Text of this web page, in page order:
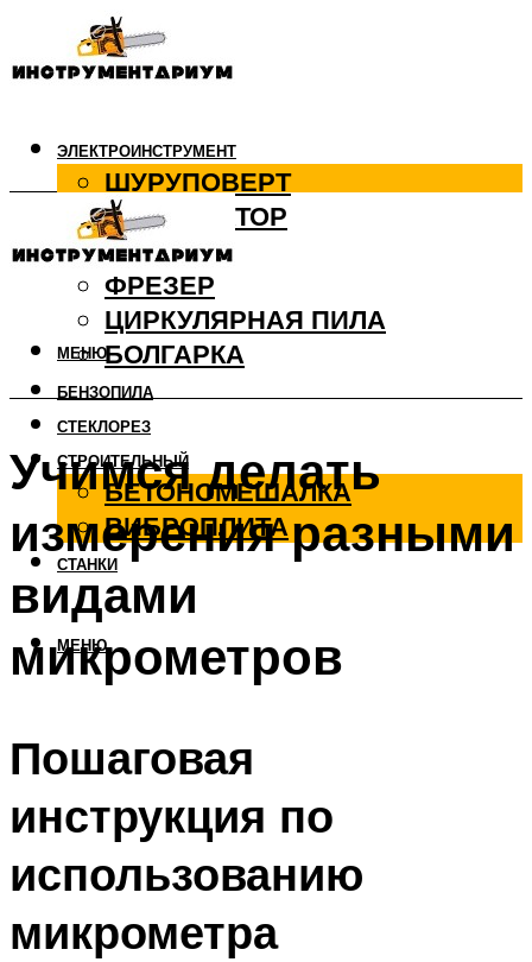
ЭЛЕКТРОИНСТРУМЕНТ
ШУРУПОВЕРТ
ПЕРФОРАТОР
ДРЕЛЬ
ФРЕЗЕР
ЦИРКУЛЯРНАЯ ПИЛА
БОЛГАРКА
БЕНЗОПИЛА
СТЕКЛОРЕЗ
СТРОИТЕЛЬНЫЙ
БЕТОНОМЕШАЛКА
ВИБРОПЛИТА
СТАНКИ
МЕНЮ
МЕНЮ
Учимся делать
измерения разными
видами
микрометров
Пошаговая
инструкция по
использованию
микрометра